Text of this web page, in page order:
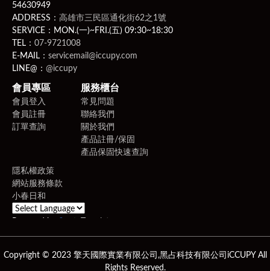
54630949
ADDRESS： 高雄市三民區通化街62之1號
SERVICE：MON.(一)~FRI.(五) 09:30~18:30
TEL： 07-9721008
E-MAIL： servicemail@iccupy.com
LINE@： @iccupy
會員專區
會員登入
會員註冊
訂單查詢
服務櫃台
常見問題
聯絡我們
關於我們
產品註冊/保固
產品保固快速查詢
隱私權政策
網站服務條款
小春日和
Copyright © 2023 擎天國際實業有限公司,黑占科技有限公司iCCUPY All
Rights Reserved.